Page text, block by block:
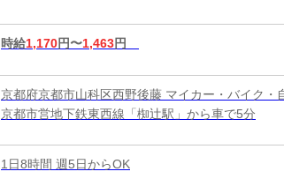
時給1,170円〜1,463円
京都府京都市山科区西野後藤 マイカー・バイク・
京都市営地下鉄東西線「椥辻駅」から車で5分
1日8時間 週5日からOK